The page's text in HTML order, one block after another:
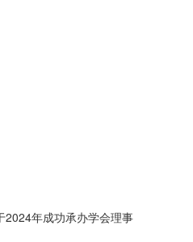
2024年成功承办学会理事